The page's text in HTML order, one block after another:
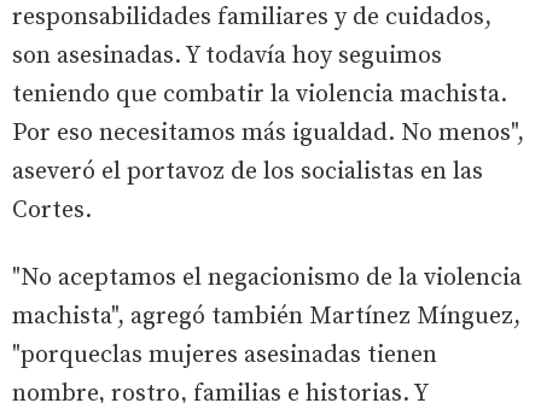
responsabilidades familiares y de cuidados,
son asesinadas. Y todavía hoy seguimos
teniendo que combatir la violencia machista.
Por eso necesitamos más igualdad. No menos",
aseveró el portavoz de los socialistas en las
Cortes.
"No aceptamos el negacionismo de la violencia
machista", agregó también Martínez Mínguez,
"porqueclas mujeres asesinadas tienen
nombre, rostro, familias e historias. Y